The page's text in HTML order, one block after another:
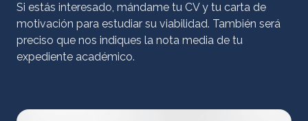
Si estás interesado, mándame tu CV y tu carta de
motivación para estudiar su viabilidad. También será
preciso que nos indiques la nota media de tu
expediente académico.